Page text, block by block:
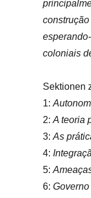
coloniais
Sektionen
1:
2: A teoria
3: As
4:
5:
6: